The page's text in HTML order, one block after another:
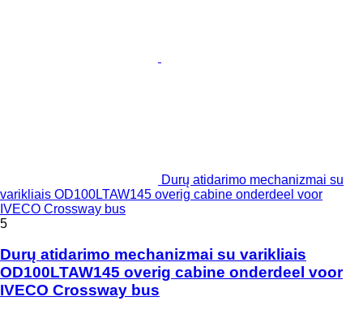
Durų atidarimo mechanizmai su
varikliais OD100LTAW145 overig cabine onderdeel voor
IVECO Crossway bus
5
Durų atidarimo mechanizmai su varikliais
OD100LTAW145 overig cabine onderdeel voor
IVECO Crossway bus